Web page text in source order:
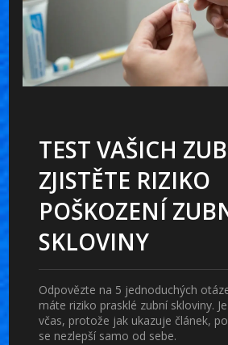
TEST VAŠICH
ZJISTĚTE RIZIKO
POŠKOZENÍ
SKLOVINY
Odpovězte na 5 jednoduchých
máte riziko prasklé zubní skloviny.
včas, protože jak ukazuje článek,
se nezlepší samo od sebe.